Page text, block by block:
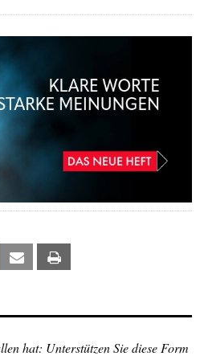
Xing Email
hat: Unterstützen Sie diese Form